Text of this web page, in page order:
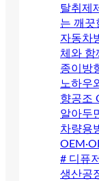
탈취제
는 깨끗
자동차
체와 함
종이방
노하우
향공조
알아두
차량용
# 디퓨
생산공